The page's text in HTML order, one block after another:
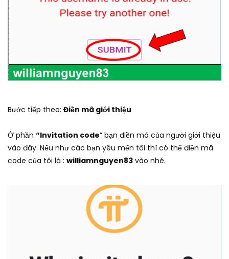
Bước tiếp theo: Điền mã giới thiệu
Ở phần “Invitation code” bạn điền mã của người giới thiệu
vào đây. Nếu như các bạn yêu mến tôi thì có thể điền mã
code của tôi là : williamnguyen83 vào nhé.